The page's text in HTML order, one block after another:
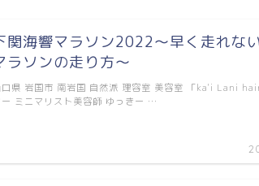
関海響マラソン2022〜早く走れな
ラソンの走り方〜
口県 岩国市 南岩国 自然派 理容室 美容室 「ka'i Lani
ー ミニマリスト美容師 ゆっきー …